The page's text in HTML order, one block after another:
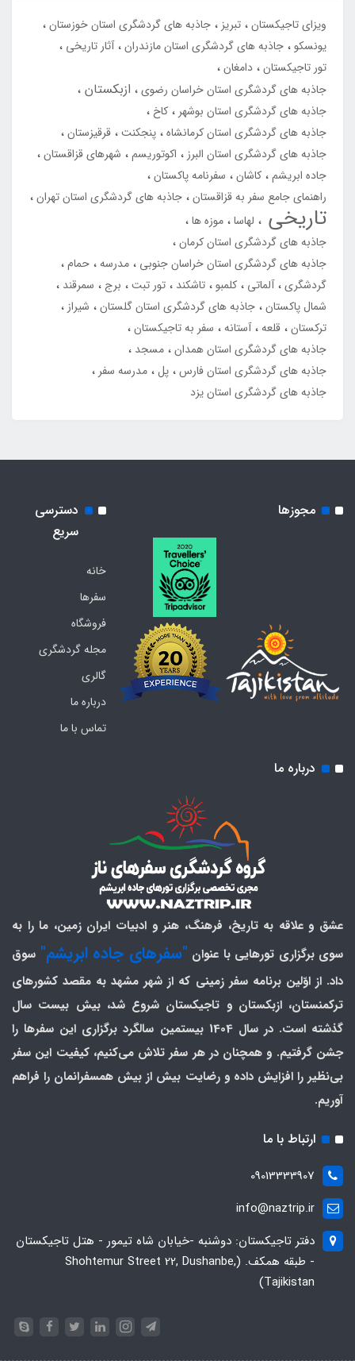
ویزای تاجیکستان تبریز
جاذبه های گردشگری استان خوزستان
یونسکو جاذبه های گردشگری استان مازندران آثار تاریخی
تور تاجیکستان دامغان
جاذبه های گردشگری استان خراسان رضوی
ازبکستان
جاذبه های گردشگری استان بوشهر
کاخ
جاذبه های گردشگری استان کرمانشاه پنجکنت قرقیزستان
جاذبه های گردشگری استان البرز
اکوتوریسم
شهرهای قزاقستان
جاده ابریشم کاشان
سفرنامه پاکستان
راهنمای جامع سفر به قزاقستان جاذبه های گردشگری استان تهران
تاریخی لهاسا موزه ها
جاذبه های گردشگری استان کرمان
جاذبه های گردشگری استان خراسان جنوبی
مدرسه حمام
گردشگری آلماتی کلمبو تاشکند تور تبت برج
سمرقند
شمال پاکستان جاذبه های گردشگری استان گلستان
شیراز
ترکستان قلعه آستانه
سفر به تاجیکستان
جاذبه های گردشگری استان همدان مسجد
جاذبه های گردشگری استان فارس پل مدرسه سفر
جاذبه های گردشگری استان یزد
مجوزها
دسترسی
سریع
خانه
سفرها
فروشگاه
مجله گردشگری
گالری
درباره ما
تماس با ما
درباره ما
عشق و علاقه به تاریخ، فرهنگ، هنر و ادبیات ایران زمین، ما را به
سوی برگزاری تورهایی با عنوان "سفرهای جاده ابریشم" سوق
داد. از اوّلین برنامه سفر زمینی که از شهر مشهد به مقصد کشورهای
ترکمنستان، ازبکستان و تاجیکستان شروع شد، بیش بیست سال
گذشته است. در سال 1404 بیستمین سالگرد برگزاری این سفرها را
جشن گرفتیم. و همچنان در هر سفر تلاش می‌کنیم، کیفیت این سفر
بی‌نظیر را افزایش داده و رضایت بیش از بیش همسفرانمان را فراهم
آوریم.
ارتباط با ما
09013333907
info@naztrip.ir
دفتر تاجیکستان: دوشنبه -خیابان شاه تیمور - هتل تاجیکستان
- طبقه همکف. (Shohtemur Street 22, Dushanbe,
Tajikistan)